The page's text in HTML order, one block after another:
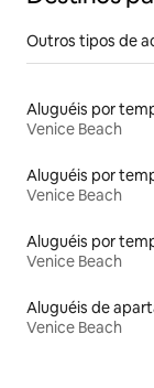
Outros tipos de
Venice Beach
Venice Beach
Venice Beach
Aluguéis de
Venice Beach